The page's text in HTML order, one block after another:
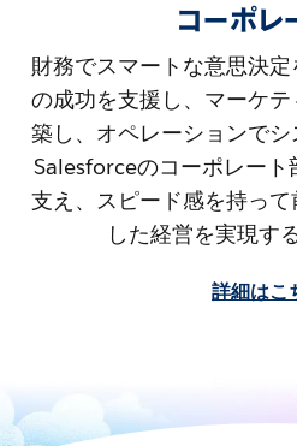
コーポレ
財務でスマートな意思決
の成功を支援し、マーケ
築し、オペレーションでシ
Salesforceのコーポレート
支え、スピード感を持っ
した経営を実現す
詳細はこ